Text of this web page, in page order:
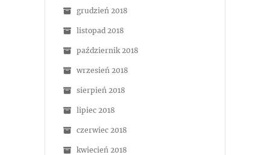
grudzień 2018
listopad 2018
październik 2018
wrzesień 2018
sierpień 2018
lipiec 2018
czerwiec 2018
kwiecień 2018